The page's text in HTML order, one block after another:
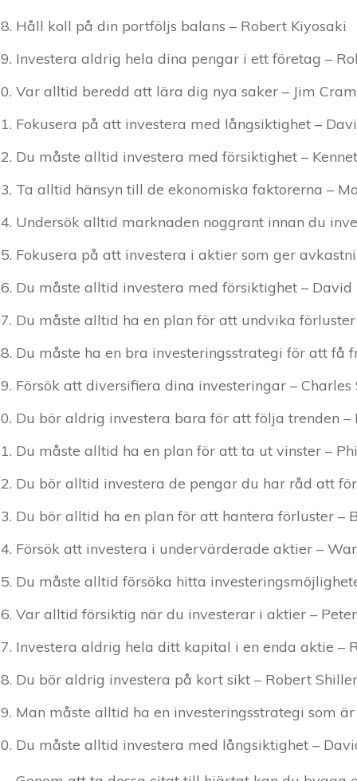
Håll koll på din portföljs balans – Robert Kiyosaki
Investera aldrig hela dina pengar i ett företag –
Var alltid beredd att lära dig nya saker – Jim
Fokusera på att investera med långsiktighet –
Du måste alltid investera med försiktighet –
Ta alltid hänsyn till de ekonomiska faktorerna –
Undersök alltid marknaden noggrant innan du
Fokusera på att investera i aktier som ger
Du måste alltid investera med försiktighet – David
Du måste alltid ha en plan för att undvika
Du måste ha en bra investeringsstrategi för att få
Försök att diversifiera dina investeringar – Charles
Du bör aldrig investera bara för att följa trenden –
Du måste alltid ha en plan för att ta ut vinster –
Du bör alltid investera de pengar du har råd att
Du bör alltid ha en plan för att hantera förluster –
Försök att investera i undervärderade aktier –
Du måste alltid försöka hitta
Var alltid försiktig när du investerar i aktier –
Investera aldrig hela ditt kapital i en enda aktie –
Du bör aldrig investera på kort sikt – Robert Shiller
Man måste alltid ha en investeringsstrategi som
Du måste alltid investera med långsiktighet –